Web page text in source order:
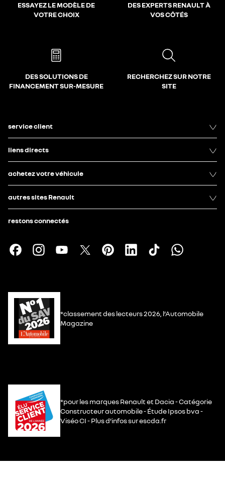
ESSAYEZ LE MODÈLE DE
VOTRE CHOIX
DES EXPERTS RENAULT À
VOS CÔTÉS
DES SOLUTIONS DE
FINANCEMENT SUR-MESURE
RECHERCHEZ SUR NOTRE
SITE
service client
liens directs
achetez votre véhicule
autres sites Renault
restons connectés
*classement des lecteurs 2026, l’Automobile
Magazine
*pour les marques Renault et Dacia - Catégorie
Constructeur automobile - Étude Ipsos bva -
Viséo CI - Plus d’infos sur escda.fr